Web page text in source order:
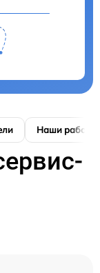
Наши работы